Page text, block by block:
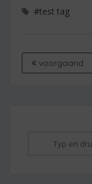
#test tag
voorgaand